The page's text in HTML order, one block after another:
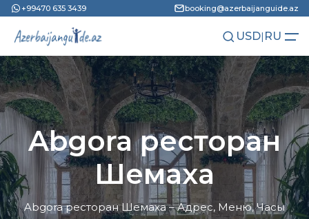
+99470 635 3439 booking@azerbaijanguide.az
USD
AZN
| RU
EN
Abgora ресторан
Шемаха
Abgora ресторан Шемаха – Адрес, Меню, Часы